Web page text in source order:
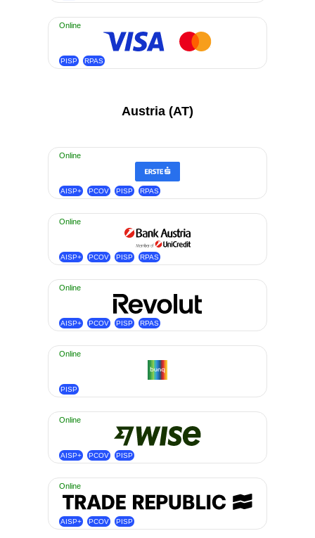
Online
PISP RPAS
Austria (AT)
Online
AISP+ PCOV PISP RPAS
Online
AISP+ PCOV PISP RPAS
Online
AISP+ PCOV PISP RPAS
Online
PISP
Online
AISP+ PCOV PISP
Online
AISP+ PCOV PISP